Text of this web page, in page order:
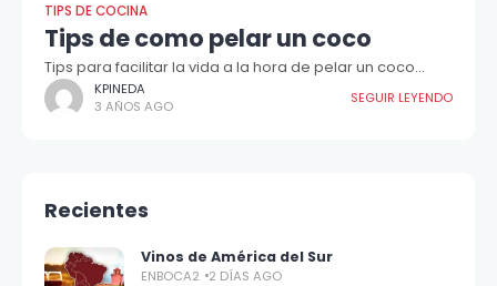
TIPS DE COCINA
Tips de como pelar un coco
Tips para facilitar la vida a la hora de pelar un coco...
KPINEDA
3 AÑOS AGO
SEGUIR LEYENDO
Recientes
Vinos de América del Sur
ENBOCA2 2 DÍAS AGO